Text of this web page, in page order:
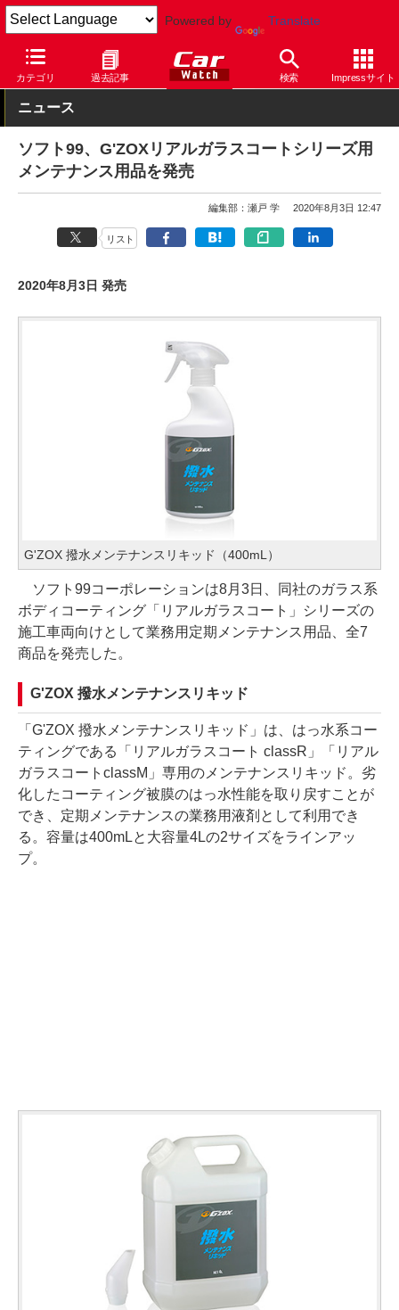
Powered by Translate
カテゴリ 過去記事 検索 Impressサイト
Car Watch パーツ カー用品 その他
ニュース
ソフト99、G'ZOXリアルガラスコートシリーズ用
メンテナンス用品を発売
編集部：瀬戸 学 2020年8月3日 12:47
リスト
2020年8月3日 発売
G'ZOX 撥水メンテナンスリキッド（400mL）
ソフト99コーポレーションは8月3日、同社のガラス系
ボディコーティング「リアルガラスコート」シリーズの
施工車両向けとして業務用定期メンテナンス用品、全7
商品を発売した。
G'ZOX 撥水メンテナンスリキッド
「G'ZOX 撥水メンテナンスリキッド」は、はっ水系コー
ティングである「リアルガラスコート classR」「リアル
ガラスコートclassM」専用のメンテナンスリキッド。劣
化したコーティング被膜のはっ水性能を取り戻すことが
でき、定期メンテナンスの業務用液剤として利用でき
る。容量は400mLと大容量4Lの2サイズをラインアッ
プ。